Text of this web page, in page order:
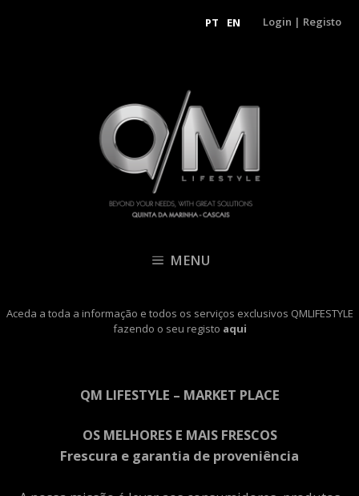
PT EN Login | Registo
MENU
Aceda a toda a informação e todos os serviços exclusivos QMLIFESTYLE
fazendo o seu registo aqui
QM LIFESTYLE – MARKET PLACE
OS MELHORES E MAIS FRESCOS
Frescura e garantia de proveniência